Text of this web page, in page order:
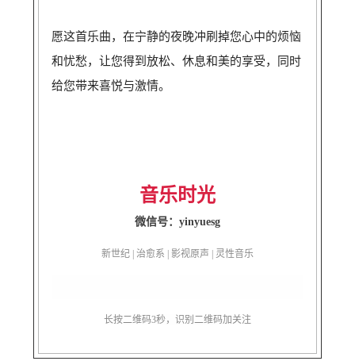
愿这首乐曲，在宁静的夜晚冲刷掉您心中的烦恼
和忧愁，让您得到放松、休息和美的享受，同时
给您带来喜悦与激情。
音乐时光
微信号：yinyuesg
新世纪 | 治愈系 | 影视原声 | 灵性音乐
长按二维码3秒，识别二维码加关注